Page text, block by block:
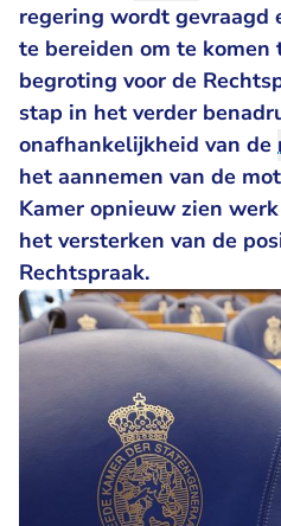
regering wordt gevraagd
te bereiden om te komen
begroting voor de
stap in het verder
onafhankelijkheid van de
het aannemen van de
Kamer opnieuw zien
het versterken van de
Rechtspraak.